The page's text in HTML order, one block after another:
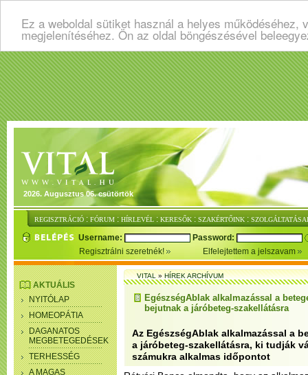
Ez a weboldal sütiket használ a helyes
megjelenítéséhez. Ön az oldal böngészésével
2026. Augusztus 06. csütörtök
REGISZTRÁCIÓ : FÓRUM : HÍRLEVÉL : KERESŐK : SZAKÉRTŐINK :
Username:
Password:
Regisztrálni szeretnék!
Elfelejtettem a jelszavam
AKTUÁLIS
NYITÓLAP
HOMEOPÁTIA
DAGANATOS
MEGBETEGEDÉSEK
TERHESSÉG
A MAGAS
VITAL»HÍREK ARCHÍVUM
EgészségAblak alkalmazással a
bejutnak a járóbeteg-szakellátásra
Az EgészségAblak alkalmazással a
a járóbeteg-szakellátásra, ki tudják
számukra alkalmas időpontot